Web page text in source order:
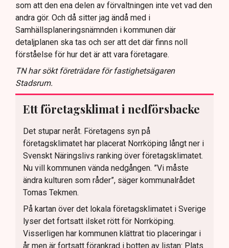
som att den ena delen av förvaltningen inte vet vad den
andra gör. Och då sitter jag ändå med i
Samhällsplaneringsnämnden i kommunen där
detaljplanen ska tas och ser att det där finns noll
förståelse för hur det är att vara företagare.
TN har sökt företrädare för fastighetsägaren
Stadsrum.
Ett företagsklimat i nedförsbacke
Det stupar neråt. Företagens syn på
företagsklimatet har placerat Norrköping långt ner i
Svenskt Näringslivs ranking över företagsklimatet.
Nu vill kommunen vända nedgången. ”Vi måste
ändra kulturen som råder”, säger kommunalrådet
Tomas Tekmen.
På kartan över det lokala företagsklimatet i Sverige
lyser det fortsatt ilsket rött för Norrköping.
Visserligen har kommunen klättrat tio placeringar i
år men är fortsatt förankrad i botten av listan: Plats